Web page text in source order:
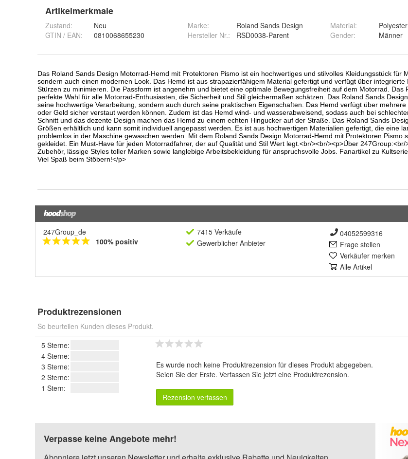
Artikelmerkmale
Zustand:
Neu
GTIN / EAN:
0810068655230
Marke:
Roland Sands Design
Hersteller Nr.:
RSD0038-Parent
Material:
Polyester
Gender: Männer
247Group_de
100% positiv
7415 Verkäufe
Gewerblicher Anbieter
04052599316
Frage stellen
Verkäufer merken
Alle Artikel
Produktrezensionen
So beurteilen Kunden dieses Produkt.
5 Sterne:
4 Sterne:
3 Sterne:
2 Sterne:
1 Stern:
Es wurde noch keine Produktrezension für dieses Produkt abgegeben.
Seien Sie der Erste. Verfassen Sie jetzt eine Produktrezension.
Rezension verfassen
Verpasse keine Angebote mehr!